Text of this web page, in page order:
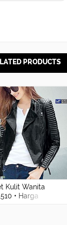
PRODUCTS
Kulit Wanita
• Harga